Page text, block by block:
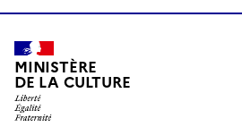
MINISTÈRE
DE LA CULTURE